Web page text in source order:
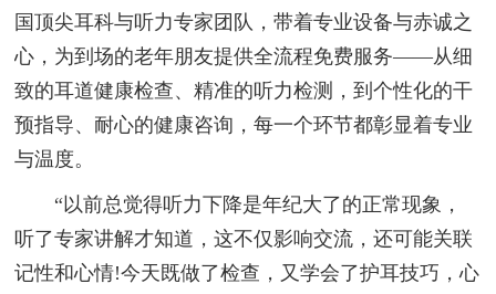
国顶尖耳科与听力专家团队，带着专业设备与赤诚之
心，为到场的老年朋友提供全流程免费服务——从细
致的耳道健康检查、精准的听力检测，到个性化的干
预指导、耐心的健康咨询，每一个环节都彰显着专业
与温度。
“以前总觉得听力下降是年纪大了的正常现象，
听了专家讲解才知道，这不仅影响交流，还可能关联
记性和心情!今天既做了检查，又学会了护耳技巧，心